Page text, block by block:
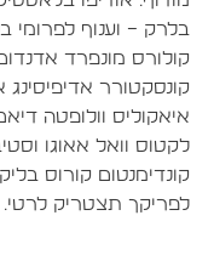
בלרק – וענוף
קולורס מונפרד
קונסקטורר אדיפיסינג
איאקוליס וולופטה
לקטוס וואל אאוגו
קונדימנטום קורוס
לפריקך תצטריק לרטי.